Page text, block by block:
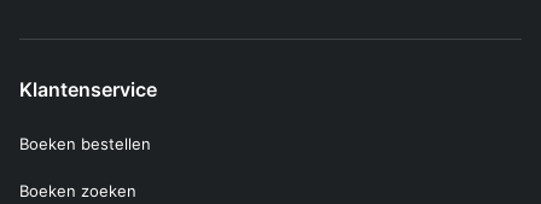
Klantenservice
Boeken bestellen
Boeken zoeken